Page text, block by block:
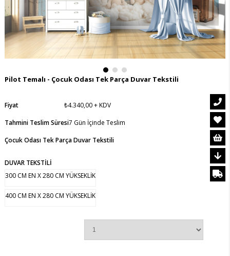
Pilot Temalı - Çocuk Odası Tek Parça Duvar Tekstili
Fiyat ₺4.340,00+ KDV
Tahmini Teslim Süresi7 Gün İçinde Teslim
Çocuk Odası Tek Parça Duvar Tekstili
DUVAR TEKSTİLİ
300 CM EN X 280 CM YÜKSEKLİK
400 CM EN X 280 CM YÜKSEKLİK